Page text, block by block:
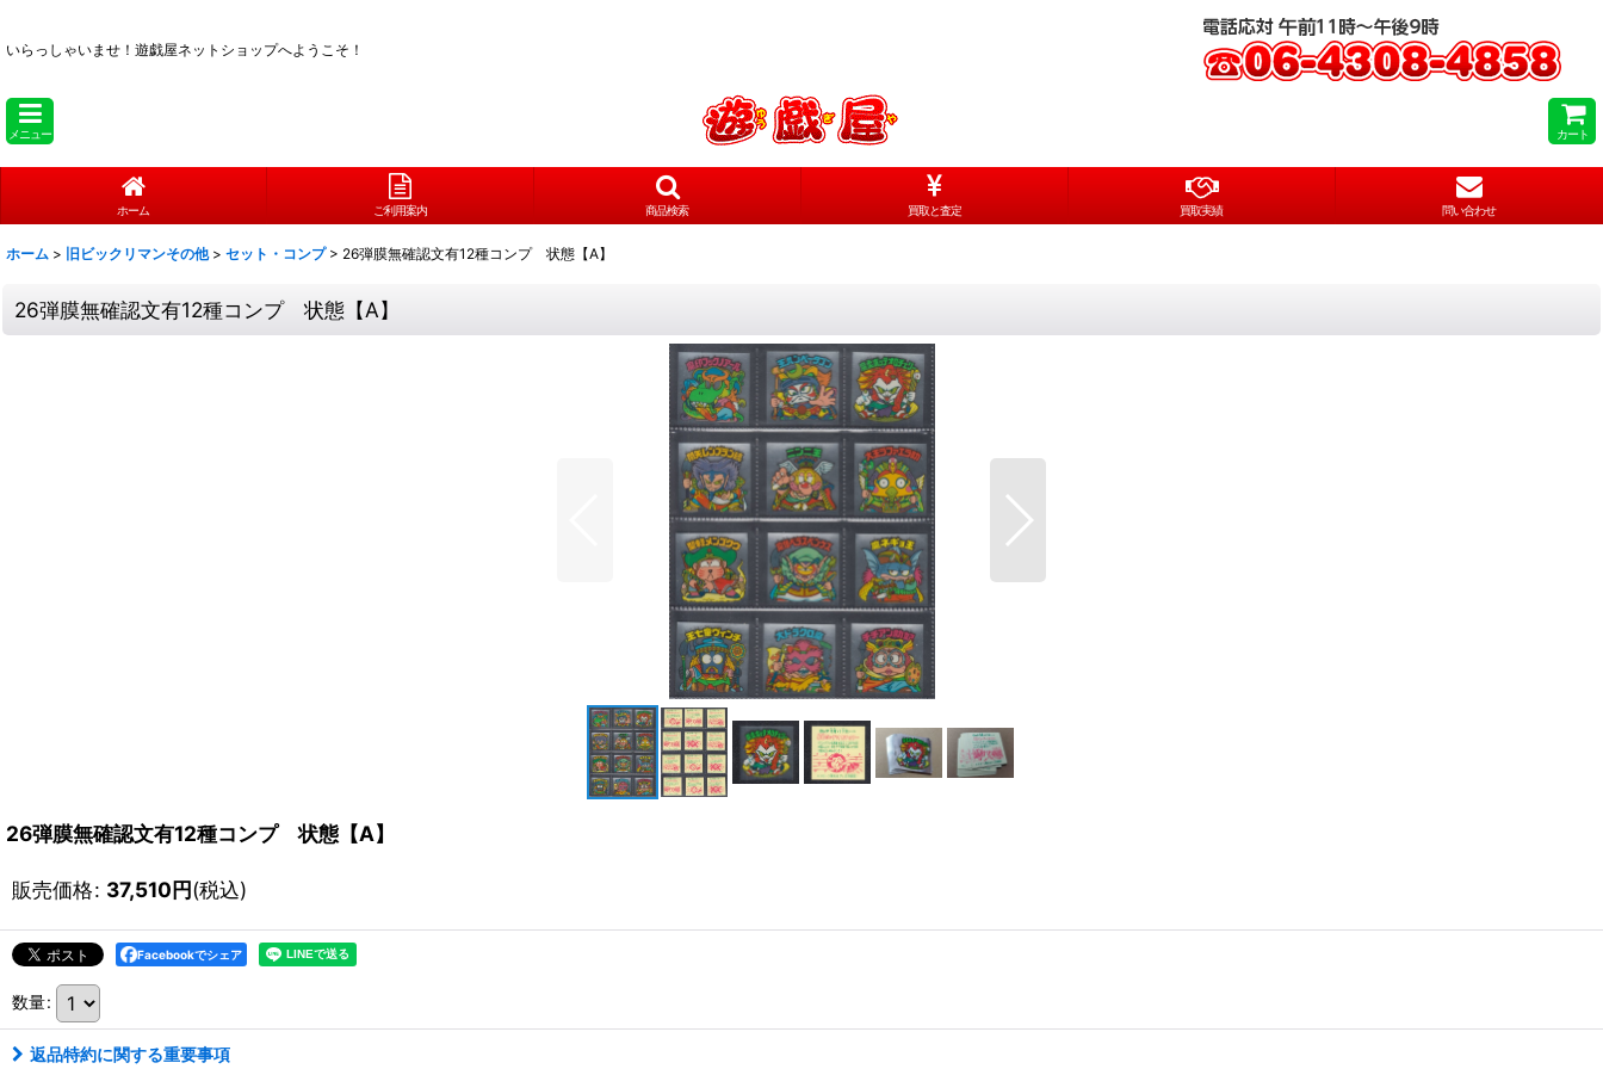
いらっしゃいませ！ 遊戯屋ネットショップへようこそ！
メニュー カート
ホーム ご利用案内 商品検索 買取と査定 買取実績 問い合わせ
ホーム > 旧ビックリマンその他 > セット・コンプ > 26弾膜無確認文有12種コンプ 状態【A】
26弾膜無確認文有12種コンプ 状態【A】
26弾膜無確認文有12種コンプ 状態【A】
販売価格: 37,510円(税込)
Facebookでシェア
数量:
返品特約に関する重要事項